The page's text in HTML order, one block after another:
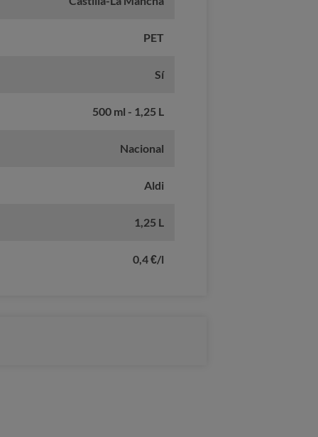
PET
Sí
500 ml - 1,25 L
Nacional
Aldi
1,25 L
0,4 €/l